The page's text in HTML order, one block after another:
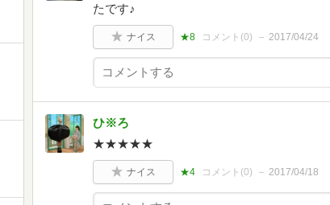
たです♪
ナイス ★8 コメント(0) 2017/04/24
ひ※ろ
★★★★★
ナイス ★4 コメント(0) 2017/04/18